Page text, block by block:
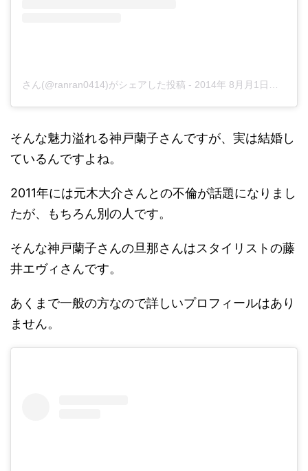
さん(@ranran0414)がシェアした投稿 - 2014年 8月月1日午前2時09分PDT
そんな魅力溢れる神戸蘭子さんですが、実は結婚し
ているんですよね。
2011年には元木大介さんとの不倫が話題になりまし
たが、もちろん別の人です。
そんな神戸蘭子さんの旦那さんはスタイリストの藤
井エヴィさんです。
あくまで一般の方なので詳しいプロフィールはあり
ません。